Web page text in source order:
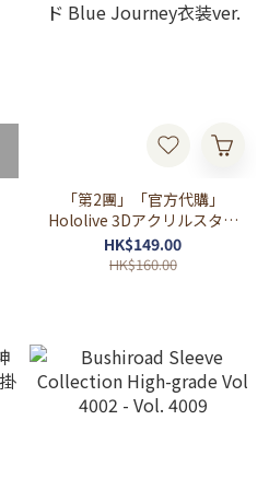
「第2團」「官方代購」
Hololive 3Dアクリルスタン
ド Blue Journey衣装ver.
HK$149.00
HK$160.00